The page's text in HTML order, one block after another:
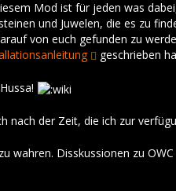
Mod ist für jeden was
und Juwelen, die es zu
von euch gefunden zu
geschrieben
nach der Zeit, die ich zur
wahren. Disskussionen zu